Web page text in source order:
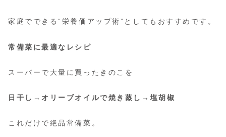
家庭でできる“栄養価アップ術”としてもおすすめです。
常備菜に最適なレシピ
スーパーで大量に買ったきのこを
日干し→オリーブオイルで焼き蒸し→塩胡椒
これだけで絶品常備菜。